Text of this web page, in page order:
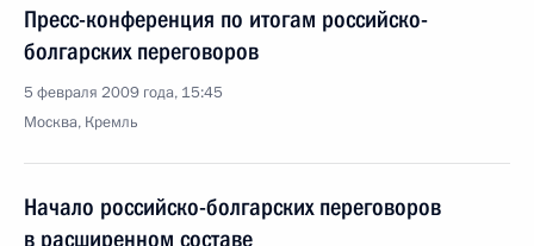
Пресс-конференция по итогам российско-
болгарских переговоров
5 февраля 2009 года, 15:45
Москва, Кремль
Начало российско-болгарских переговоров
в расширенном составе